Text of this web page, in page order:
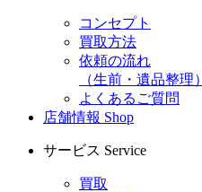
コンセプト
買取方法
依頼の流れ
（生前・遺品整理）
よくあるご質問
店舗情報 Shop
サービス Service
買取